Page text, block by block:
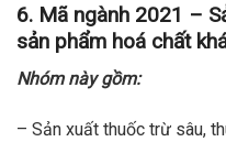
6. Mã ngành 2021 –
sản phẩm hoá chất
Nhóm này gồm:
– Sản xuất thuốc trừ sâu,